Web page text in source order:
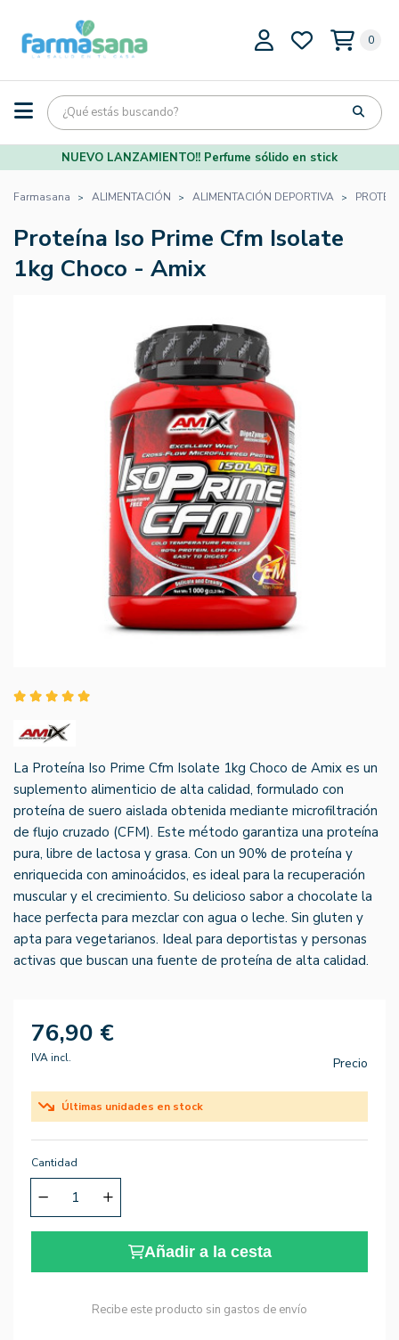
0
NUEVO LANZAMIENTO!! Perfume sólido en stick
Farmasana ALIMENTACIÓN ALIMENTACIÓN DEPORTIVA
Proteína Iso Prime Cfm Isolate
1kg Choco - Amix
La Proteína Iso Prime Cfm Isolate 1kg Choco de Amix es un
suplemento alimenticio de alta calidad, formulado con
proteína de suero aislada obtenida mediante microfiltración
de flujo cruzado (CFM). Este método garantiza una proteína
pura, libre de lactosa y grasa. Con un 90% de proteína y
enriquecida con aminoácidos, es ideal para la recuperación
muscular y el crecimiento. Su delicioso sabor a chocolate la
hace perfecta para mezclar con agua o leche. Sin gluten y
apta para vegetarianos. Ideal para deportistas y personas
activas que buscan una fuente de proteína de alta calidad.
76,90 €
IVA incl. Precio
Últimas unidades en stock
Cantidad
Añadir a la cesta
Recibe este producto sin gastos de envío